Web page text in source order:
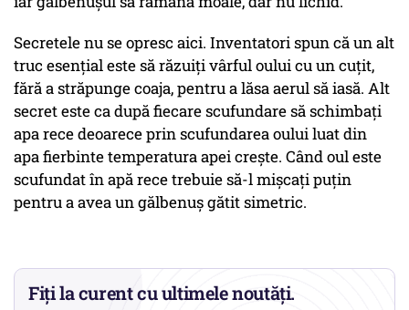
Secretele nu se opresc aici. Inventatori spun că un alt
truc esențial este să răzuiţi vârful oului cu un cuțit,
fără a străpunge coaja, pentru a lăsa aerul să iasă. Alt
secret este ca după fiecare scufundare să schimbați
apa rece deoarece prin scufundarea oului luat din
apa fierbinte temperatura apei crește. Când oul este
scufundat în apă rece trebuie să-l mișcaţi puțin
pentru a avea un gălbenuș gătit simetric.
Fiți la curent cu ultimele noutăți.